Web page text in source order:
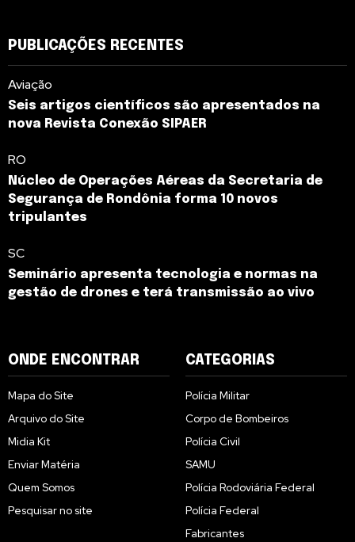
PUBLICAÇÕES RECENTES
Aviação
Seis artigos científicos são apresentados na
nova Revista Conexão SIPAER
RO
Núcleo de Operações Aéreas da Secretaria de
Segurança de Rondônia forma 10 novos
tripulantes
SC
Seminário apresenta tecnologia e normas na
gestão de drones e terá transmissão ao vivo
ONDE ENCONTRAR
Mapa do Site
Arquivo do Site
Midia Kit
Enviar Matéria
Quem Somos
Pesquisar no site
CATEGORIAS
Polícia Militar
Corpo de Bombeiros
Polícia Civil
SAMU
Polícia Rodoviária Federal
Polícia Federal
Fabricantes